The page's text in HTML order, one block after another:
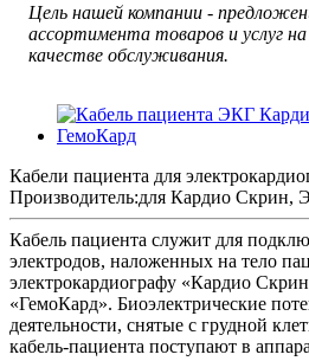
Цель нашей компании -
ассортимента товаров и услуг
качестве обслуживания.
Кабели пациента для
Производитель:для Кардио Скрин,
Кабель пациента служит для
электродов, наложенных на тело
электрокардиографу «Кардио
«ГемоКард». Биоэлектрические
деятельности, снятые с грудной
кабель-пациента поступают в